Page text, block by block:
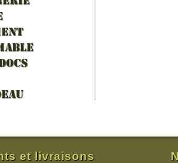
et livraisons